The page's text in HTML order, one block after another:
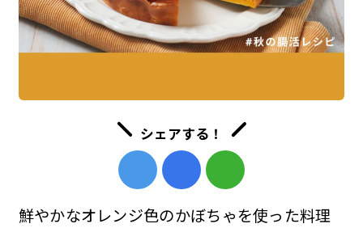
シェアする！
鮮やかなオレンジ色のかぼちゃを使った料理